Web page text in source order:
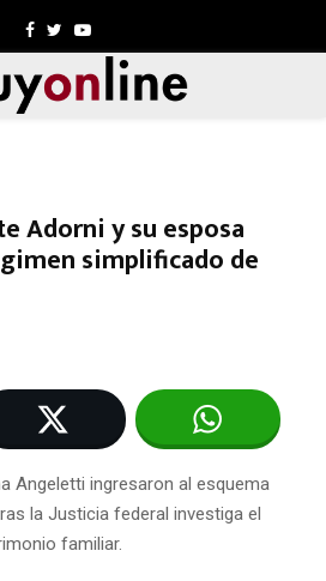
Facebook
TwitterYoutube
Adorni y su esposa
simplificado de
Angeletti ingresaron al esquema
la Justicia federal investiga el
familiar.